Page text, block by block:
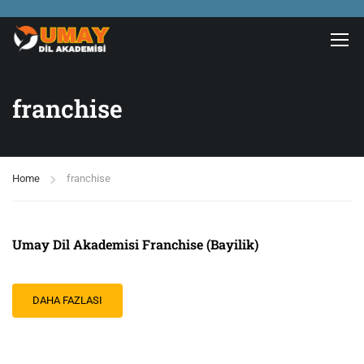
franchise
Home franchise
Umay Dil Akademisi Franchise (Bayilik)
DAHA FAZLASI